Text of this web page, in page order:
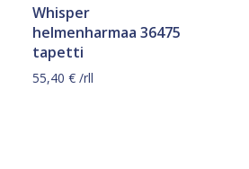
Whisper
helmenharmaa 36475
tapetti
55,40€ /rll